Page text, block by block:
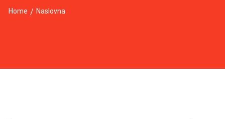
Home / Naslovna